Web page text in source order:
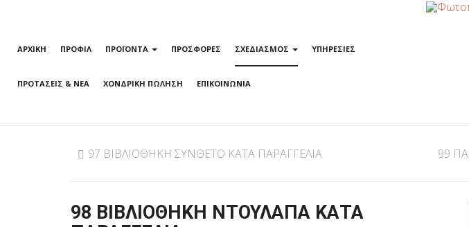
ΑΡΧΙΚΗ ΠΡΟΦΙΛ ΠΡΟΪΟΝΤΑ ΠΡΟΣΦΟΡΕΣ ΣΧΕΔΙΑΣΜΟΣ ΥΠΗΡΕΣΙΕΣ
ΠΡΟΤΑΣΕΙΣ & ΝΕΑ ΧΟΝΔΡΙΚΗ ΠΩΛΗΣΗ ΕΠΙΚΟΙΝΩΝΙΑ
97 ΒΙΒΛΙΟΘΗΚΗ ΣΥΝΘΕΤΟ ΚΑΤΑ ΠΑΡΑΓΓΕΛΙΑ 99
98 ΒΙΒΛΙΟΘΗΚΗ ΝΤΟΥΛΑΠΑ ΚΑΤΑ